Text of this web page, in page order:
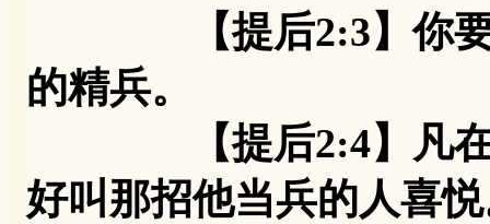
【提后2:3】你
的精兵。
【提后2:4】凡在军
好叫那招他当兵的人喜